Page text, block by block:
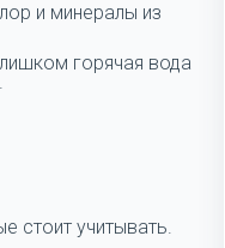
и минералы из
горячая вода
стоит учитывать.